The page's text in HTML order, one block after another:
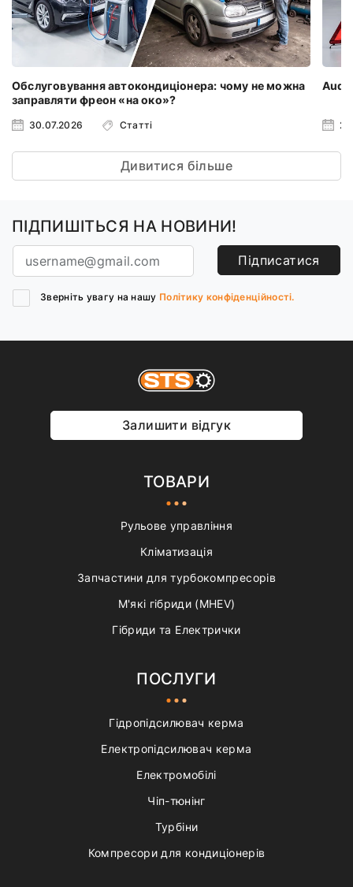
Обслуговування автокондиціонера: чому не можна
заправляти фреон «на око»?
30.07.2026 Статті
Audi
Дивитися більше
ПІДПИШІТЬСЯ НА НОВИНИ!
Підписатися
Зверніть увагу на нашу Політику конфіденційності.
Залишити відгук
ТОВАРИ
Рульове управління
Кліматизація
Запчастини для турбокомпресорів
М'які гібриди (MHEV)
Гібриди та Електрички
ПОСЛУГИ
Гідропідсилювач керма
Електропідсилювач керма
Електромобілі
Чіп-тюнінг
Турбіни
Компресори для кондиціонерів